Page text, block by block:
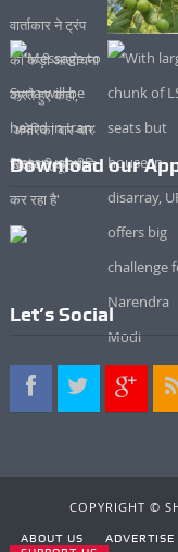
Download our
Let’s Social
COPYRIGHT ©
ABOUT US